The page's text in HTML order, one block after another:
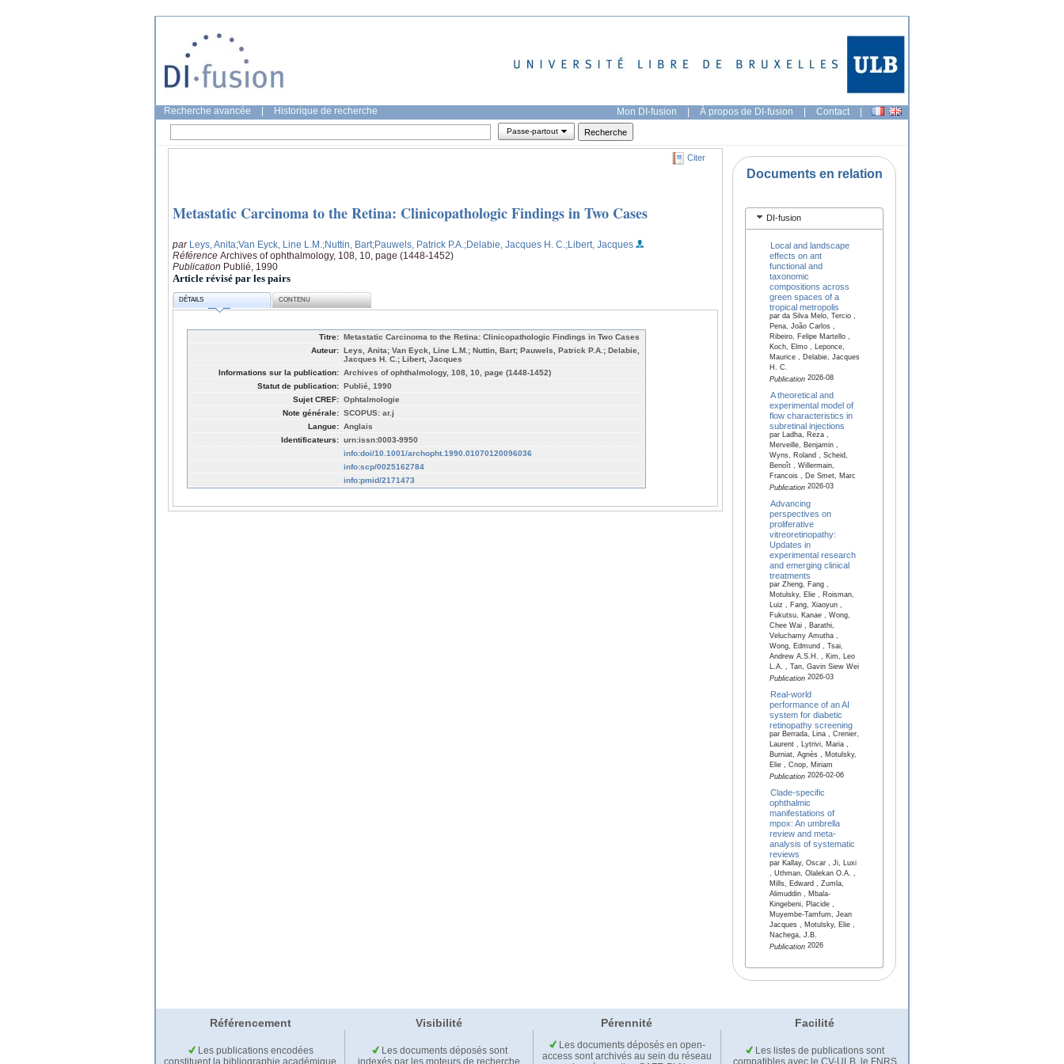
Recherche avancée Historique de recherche Mon DI-fusion | À propos de DI-fusion | Contact |
Passe-partout
Citer
Metastatic Carcinoma to the Retina: Clinicopathologic Findings in Two Cases
par Leys, Anita;Van Eyck, Line L.M. ;Nuttin, Bart;Pauwels, Patrick P.A. ;Delabie, Jacques H. C. ;Libert, Jacques
Référence Archives of ophthalmology, 108, 10, page (1448-1452)
Publication Publié, 1990
Article révisé par les pairs
DÉTAILS CONTENU
Titre: Metastatic Carcinoma to the Retina: Clinicopathologic Findings in Two Cases
Auteur: Leys, Anita; Van Eyck, Line L.M.; Nuttin, Bart; Pauwels, Patrick P.A.; Delabie,
Jacques H. C.; Libert, Jacques
Informations sur la publication: Archives of ophthalmology, 108, 10, page (1448-1452)
Statut de publication: Publié, 1990
Sujet CREF: Ophtalmologie
Note générale: SCOPUS: ar.j
Langue: Anglais
Identificateurs: urn:issn:0003-9950
info:doi/10.1001/archopht.1990.01070120096036
info:scp/0025162784
info:pmid/2171473
Documents en relation
DI-fusion
Local and landscape
effects on ant
functional and
taxonomic
compositions across
green spaces of a
tropical metropolis
par da Silva Melo, Tercio ,
Pena, João Carlos ,
Ribeiro, Felipe Martello ,
Koch, Elmo , Leponce,
Maurice , Delabie, Jacques
H. C.
Publication2026-08
A theoretical and
experimental model of
flow characteristics in
subretinal injections
par Ladha, Reza ,
Merveille, Benjamin ,
Wyns, Roland , Scheid,
Benoît , Willermain,
Francois , De Smet, Marc
Publication2026-03
Advancing
perspectives on
proliferative
vitreoretinopathy:
Updates in
experimental research
and emerging clinical
treatments
par Zheng, Fang ,
Motulsky, Elie , Roisman,
Luiz , Fang, Xiaoyun ,
Fukutsu, Kanae , Wong,
Chee Wai , Barathi,
Veluchamy Amutha ,
Wong, Edmund , Tsai,
Andrew A.S.H. , Kim, Leo
L.A. , Tan, Gavin Siew Wei
Publication2026-03
Real-world
performance of an AI
system for diabetic
retinopathy screening
par Berrada, Lina , Crenier,
Laurent , Lytrivi, Maria ,
Burniat, Agnès , Motulsky,
Elie , Cnop, Miriam
Publication2026-02-06
Clade-specific
ophthalmic
manifestations of
mpox: An umbrella
review and meta-
analysis of systematic
reviews
par Kallay, Oscar , Ji, Luxi
, Uthman, Olalekan O.A. ,
Mills, Edward , Zumla,
Alimuddin , Mbala-
Kingebeni, Placide ,
Muyembe-Tamfum, Jean
Jacques , Motulsky, Elie ,
Nachega, J.B.
Publication2026
Référencement Visibilité Pérennité Facilité
Les publications encodées
Les documents déposés sont
Les documents déposés en open-
access sont archivés au sein du réseau
Les listes de publications sont